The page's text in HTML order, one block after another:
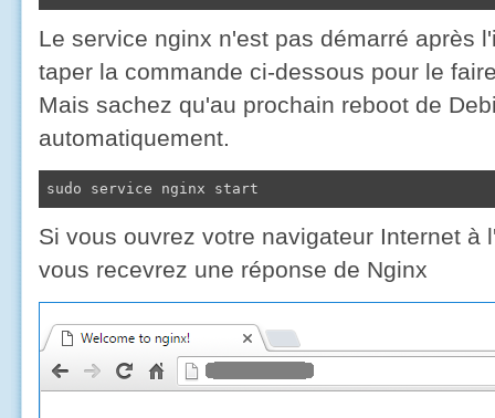
Le service nginx n'est pas démarré après
taper la commande ci-dessous pour le
Mais sachez qu'au prochain reboot de
automatiquement.
sudo service nginx start
Si vous ouvrez votre navigateur Internet à
vous recevrez une réponse de Nginx